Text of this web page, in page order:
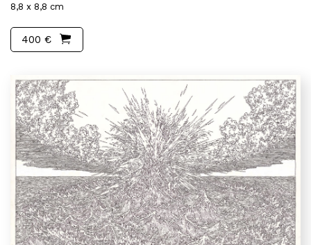
8,8 x 8,8 cm
400 €